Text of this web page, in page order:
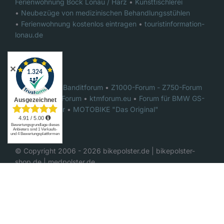
Ferienwohnung Bock Lonau / Harz • Kunsttischlerei
• Neubezüge von medizinischen Behandlungsstühlen
• Ferienwohnung kostenlos eintragen • touristinformation-
lonau.de
Foren:
Das ultimative Banditforum • Z1000-Forum - Z750-Forum
•GSX-R1000 Forum • ktmforum.eu • Forum für BMW GS-
Motorradfahrer • MOTOBIKE "Das Original"
© Copyright 2006 - 2026 bikepolster.de | bikepolster-
shop.de | medpolster.de
✕